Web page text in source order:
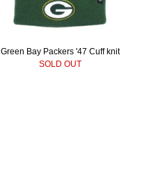
Green Bay Packers '47 Cuff knit
SOLD OUT